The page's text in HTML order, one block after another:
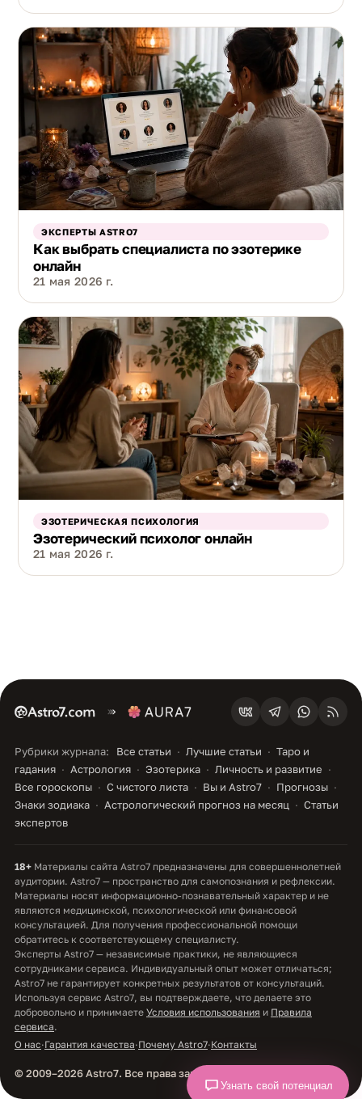
ЭКСПЕРТЫ ASTRO7
Как выбрать специалиста по эзотерике
онлайн
21 мая 2026 г.
ЭЗОТЕРИЧЕСКАЯ ПСИХОЛОГИЯ
Эзотерический психолог онлайн
21 мая 2026 г.
Узнать свой потенциал
Рубрики журнала: Все статьи Лучшие статьи
Таро и
гадания
Астрология Эзотерика
Личность и развитие
Все гороскопы
С чистого листа Вы и Astro7
Прогнозы
Знаки зодиака
Астрологический прогноз на месяц
Статьи
экспертов
18+ Материалы сайта Astro7 предназначены для совершеннолетней
аудитории. Astro7 — пространство для самопознания и рефлексии.
Материалы носят информационно-познавательный характер и не
являются медицинской, психологической или финансовой
консультацией. Для получения профессиональной помощи
обратитесь к соответствующему специалисту.
Эксперты Astro7 — независимые практики, не являющиеся
сотрудниками сервиса. Индивидуальный опыт может отличаться;
Astro7 не гарантирует конкретных результатов от консультаций.
Используя сервис Astro7, вы подтверждаете, что делаете это
добровольно и принимаете Условия использования и Правила
сервиса.
О нас·Гарантия качества·Почему Astro7·Контакты
© 2009–2026 Astro7. Все права защищены.